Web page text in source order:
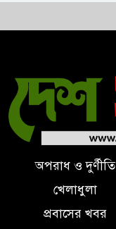
অপরাধ ও দুর্ণীতি
খেলাধুলা
প্রবাসের খবর